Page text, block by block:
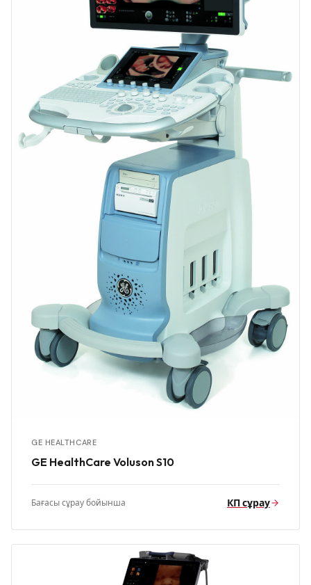
GE HEALTHCARE
GE HealthCare Voluson S10
Бағасы сұрау бойынша КП сұрау